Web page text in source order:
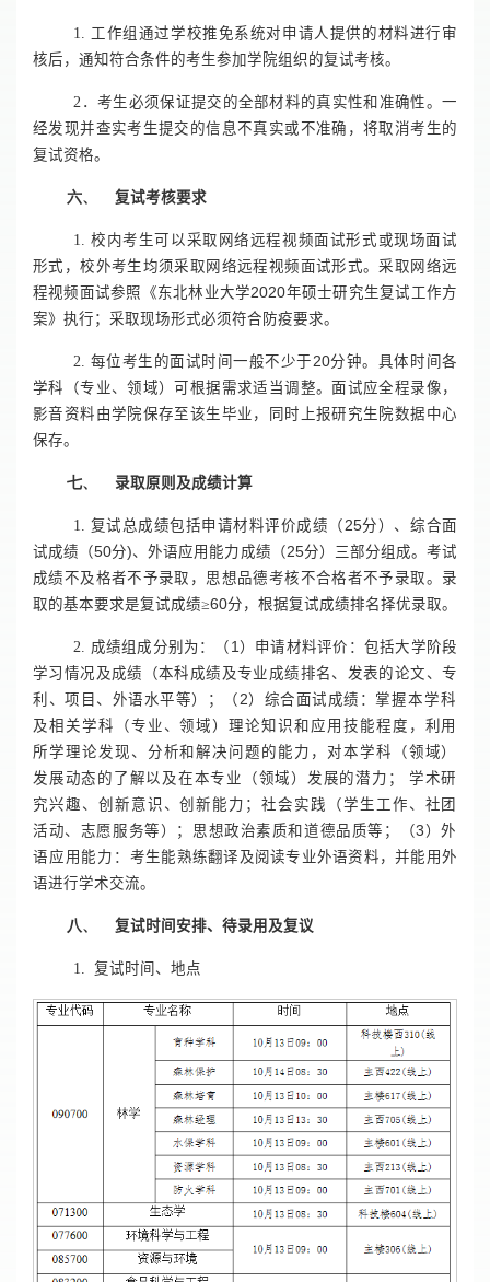
1. 工作组通过学校推免系统对申请人提供的材料进行审
核后，通知符合条件的考生参加学院组织的复试考核。
2 ．考生必须保证提交的全部材料的真实性和准确性。一
经发现并查实考生提交的信息不真实或不准确，将取消考生的
复试资格。
六、 复试考核要求
1. 校内考生可以采取网络远程视频面试形式或现场面试
形式，校外考生均须采取网络远程视频面试形式。采取网络远
程视频面试参照《东北林业大学2020年硕士研究生复试工作方
案》执行；采取现场形式必须符合防疫要求。
2. 每位考生的面试时间一般不少于20分钟。具体时间各
学科（专业、领域）可根据需求适当调整。面试应全程录像，
影音资料由学院保存至该生毕业，同时上报研究生院数据中心
保存。
七、 录取原则及成绩计算
1. 复试总成绩包括申请材料评价成绩（ 25分）、综合面
试成绩（50分)、外语应用能力成绩（25分）三部分组成。考试
成绩不及格者不予录取，思想品德考核不合格者不予录取。录
取的基本要求是复试成绩≥60分，根据复试成绩排名择优录取。
2. 成绩组成分别为：（ 1）申请材料评价：包括大学阶段
学习情况及成绩（本科成绩及专业成绩排名、发表的论文、专
利、项目、外语水平等）；（ 2）综合面试成绩：掌握本学科
及相关学科（专业、领域）理论知识和应用技能程度，利用
所学理论发现、分析和解决问题的能力，对本学科（领域）
发展动态的了解以及在本专业（领域）发展的潜力； 学术研
究兴趣、创新意识、创新能力；社会实践（学生工作、社团
活动、志愿服务等）；思想政治素质和道德品质等；（3 ）外
语应用能力： 考生能熟练翻译及阅读专业外语资料，并能用外
语进行学术交流。
八、 复试时间安排、待录用及复议
1. 复试时间、地点